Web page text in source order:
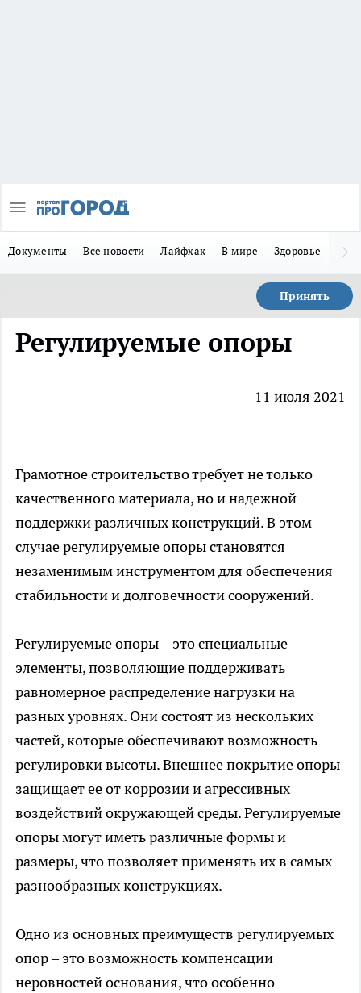
Документы Все новости Лайфхак В мире Здоровье
Принять
Регулируемые опоры
11 июля 2021
Грамотное строительство требует не только
качественного материала, но и надежной
поддержки различных конструкций. В этом
случае регулируемые опоры становятся
незаменимым инструментом для обеспечения
стабильности и долговечности сооружений.
Регулируемые опоры– это специальные
элементы, позволяющие поддерживать
равномерное распределение нагрузки на
разных уровнях. Они состоят из нескольких
частей, которые обеспечивают возможность
регулировки высоты. Внешнее покрытие опоры
защищает ее от коррозии и агрессивных
воздействий окружающей среды. Регулируемые
опоры могут иметь различные формы и
размеры, что позволяет применять их в самых
разнообразных конструкциях.
Одно из основных преимуществ регулируемых
опор – это возможность компенсации
неровностей основания, что особенно